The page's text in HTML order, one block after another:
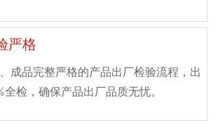
严格
成品完整严格的产品出厂检验流程，出
检，确保产品出厂品质无忧。